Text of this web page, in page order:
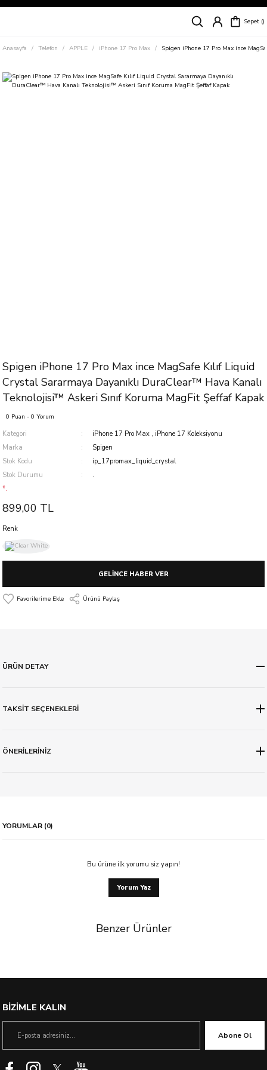
Siparişleriniz
Süper İndirimli Fiyatlar
Sepet
Anasayfa Telefon APPLE iPhone 17 Pro Max Spigen iPhone 17 Pro Max ince
Spigen iPhone 17 Pro Max ince MagSafe Kılıf Liquid
Crystal Sararmaya Dayanıklı DuraClear™ Hava Kanalı
Teknolojisi™ Askeri Sınıf Koruma MagFit Şeffaf Kapak
0 Puan - 0 Yorum
Kategori iPhone 17 Pro Max , iPhone 17 Koleksiyonu
Marka
Spigen
Stok Kodu
ip_17promax_liquid_crystal
Stok Durumu
.
*.
899,00 TL
Renk
GELİNCE HABER VER
Ürünü Paylaş
ÜRÜN DETAY
TAKSİT SEÇENEKLERİ
ÖNERİLERİNİZ
YORUMLAR (0)
Bu ürüne ilk yorumu siz yapın!
Yorum Yaz
Benzer Ürünler
BİZİMLE KALIN
Abone Ol